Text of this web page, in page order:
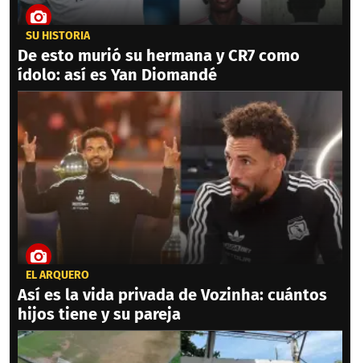
SU HISTORIA
De esto murió su hermana y CR7 como
ídolo: así es Yan Diomandé
EL ARQUERO
Así es la vida privada de Vozinha: cuántos
hijos tiene y su pareja